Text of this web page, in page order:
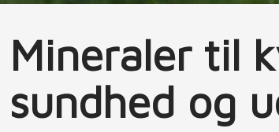
​Mineraler til
sundhed og